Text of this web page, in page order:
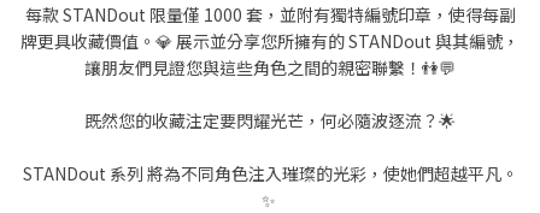
每款 STANDout 限量僅 1000 套，並附有獨特編號印章，使得每副
牌更具收藏價值。💎 展示並分享您所擁有的 STANDout 與其編號，
讓朋友們見證您與這些角色之間的親密聯繫！👫💬
既然您的收藏注定要閃耀光芒，何必隨波逐流？🌟
STANDout 系列 將為不同角色注入璀璨的光彩，使她們超越平凡。
✨